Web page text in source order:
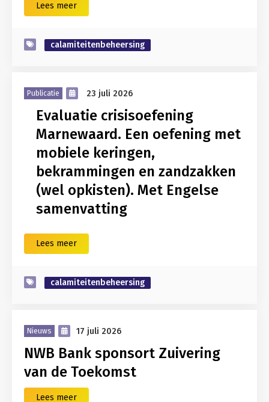
Lees meer
calamiteitenbeheersing
Publicatie 23 juli 2026
Evaluatie crisisoefening
Marnewaard. Een oefening met
mobiele keringen,
bekrammingen en zandzakken
(wel opkisten). Met Engelse
samenvatting
Lees meer
calamiteitenbeheersing
Nieuws 17 juli 2026
NWB Bank sponsort Zuivering
van de Toekomst
Lees meer